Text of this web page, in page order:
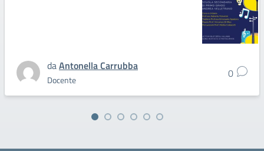
daAntonella Carrubba
Docente 0